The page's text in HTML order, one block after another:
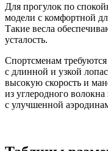
Для прогулок по
модели с комфортной
Такие весла
усталость.
Спортсменам
с длинной и узкой
высокую скорость и
из углеродного
с улучшенной